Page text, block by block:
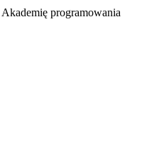
programowania